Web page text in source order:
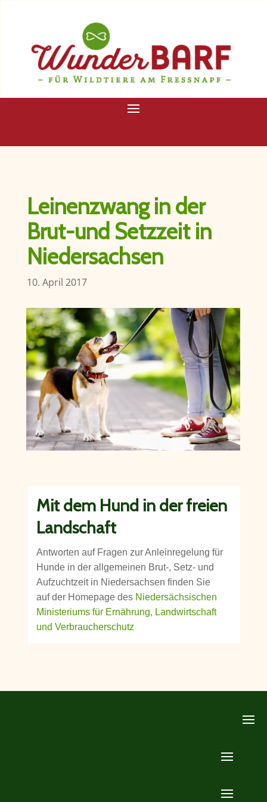
Leinenzwang in der
Brut-und Setzzeit in
Niedersachsen
10. April 2017
Mit dem Hund in der freien
Landschaft
Antworten auf Fragen zur Anleinregelung für
Hunde in der allgemeinen Brut-, Setz- und
Aufzuchtzeit in Niedersachsen finden Sie
auf der Homepage des Niedersächsischen
Ministeriums für Ernährung, Landwirtschaft
und Verbraucherschutz